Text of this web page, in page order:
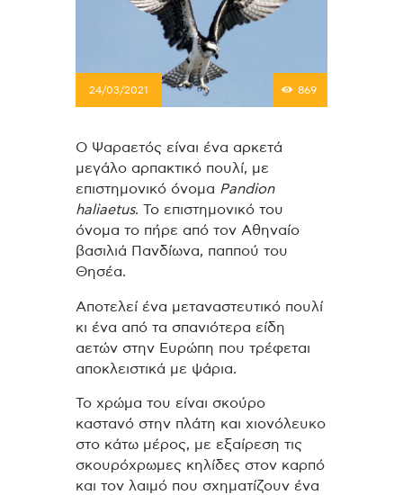
24/03/2021 869
Ο Ψαραετός είναι ένα αρκετά
μεγάλο αρπακτικό πουλί, με
επιστημονικό όνομα Pandion
haliaetus. Το επιστημονικό του
όνομα το πήρε από τον Αθηναίο
βασιλιά Πανδίωνα, παππού του
Θησέα.
Αποτελεί ένα μεταναστευτικό πουλί
κι ένα από τα σπανιότερα είδη
αετών στην Ευρώπη που τρέφεται
αποκλειστικά με ψάρια.
Το χρώμα του είναι σκούρο
καστανό στην πλάτη και χιονόλευκο
στο κάτω μέρος, με εξαίρεση τις
σκουρόχρωμες κηλίδες στον καρπό
και τον λαιμό που σχηματίζουν ένα